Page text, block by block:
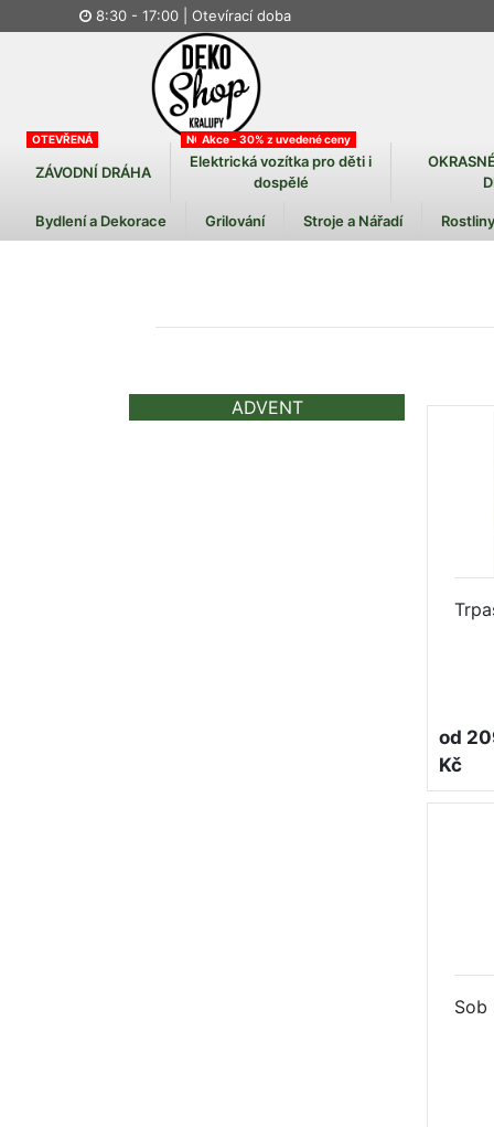
8:30 - 17:00 | Otevírací doba
OTEVŘENÁ
ZÁVODNÍ DRÁHA
NOVINKA
Elektrická vozítka pro děti i
dospělé
Bydlení a Dekorace
Akce - 30% z uvedené ceny
Grilování Stroje a Nářadí
ADVENT
od
Kč
Sob